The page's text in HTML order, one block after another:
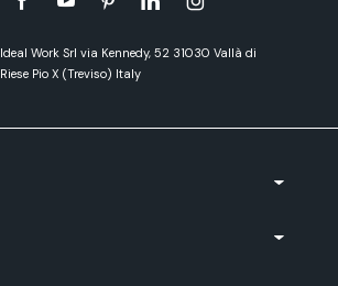
Ideal Work Srl via Kennedy, 52 31030 Vallà di
Riese Pio X (Treviso) Italy